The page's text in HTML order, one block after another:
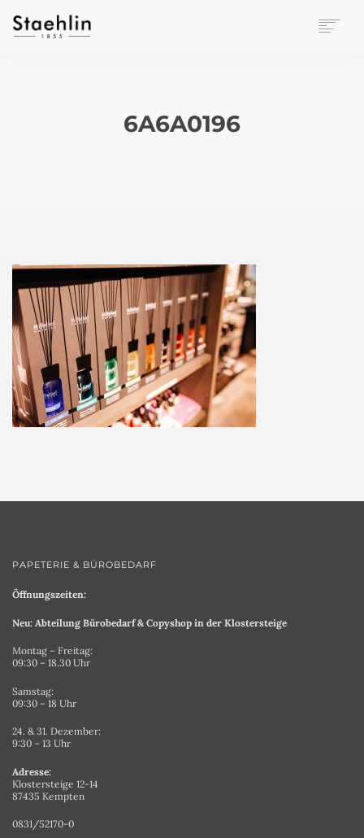
6A6A0196
PAPETERIE & BÜROBEDARF
Öffnungszeiten:
Neu: Abteilung Bürobedarf & Copyshop in der Klostersteige
Montag – Freitag:
09:30 – 18.30 Uhr
Samstag:
09:30 – 18 Uhr
24. & 31. Dezember:
9:30 – 13 Uhr
Adresse:
Klostersteige 12-14
87435 Kempten
0831/52170-0